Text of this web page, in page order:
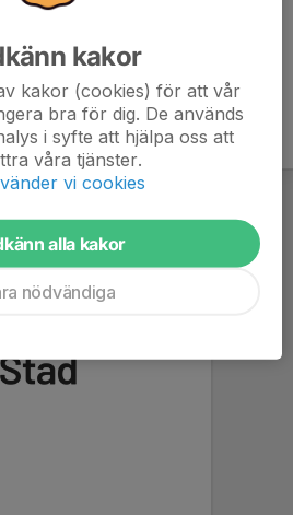
kakor
kakor (cookies) för att vår
bra för dig. De används
i syfte att hjälpa oss att
våra tjänster.
vi cookies
alla kakor
nödvändiga